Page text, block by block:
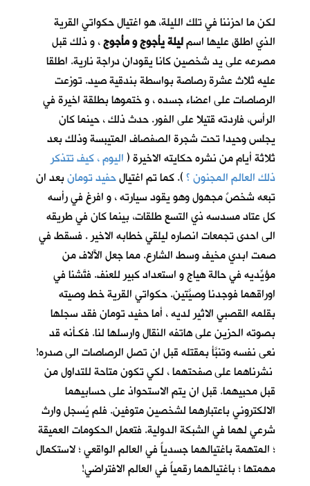
لكن ما احزننا في تلك الليلة، هو اغتيال حكواتي القرية
الذي اطلق عليها اسمليلة يأجوج و مأجوج، و ذلك قبل
مصرعه على يد شخصين كانا يقودان دراجة نارية. اطلقا
عليه ثلاث عشرة رصاصة بواسطة بندقية صيد. توزعت
الرصاصات على اعضاء جسده ، و ختموها بطلقة اخيرة في
الرأس، فاردته قتيلا على الفور. حدث ذلك ، حينما كان
يجلس وحيدا تحت شجرة الصفصاف المتيبسة وذلك بعد
ثلاثة أيام من نشره حكايته الاخيرة (اليوم ، كيف تتذكر
ذلك العالم المجنون ؟). كما تم اغتيالحفيد تومانبعد ان
تبعه شخصٌ مجهول وهو يقود سيارته ، و افرغ في رأسه
كل عتاد مسدسه ذي التسع طلقات، بينما كان في طريقه
الى احدى تجمعات انصاره ليلقي خطابه الاخير . فسقط في
صمت ابدي مخيف وسط الشارع. مما جعل الآلاف من
مؤيِّديه في حالة هياج و استعداد كبير للعنف. فتَّشنا في
اوراقهما فوجدنا وصيَّتين. حكواتي القرية خط وصيته
بقلمه القصبي الاثير لديه ، أما حفيد تومان فقد سجلها
بصوته الحزين على هاتفه النقال وارسلها لنا. فكـأنه قد
نعى نفسه وتنبَّأ بمقتله قبل ان تصل الرصاصات الى صدره!
نشرناهما على صفحتهما ، لكي تكون متاحة للتداول من
قبل محبيهما. قبل ان يتم الاستحواذ على حسابيهما
الالكتروني باعتبارهما لشخصين متوفين. فلم يُسجل وارث
شرعي لهما في الشبكة الدولية. فتعمل الحكومات العميقة
؛ المتهمة باغتيالهما جسدياً في العالم الواقعي ؛ لاستكمال
مهمتها ؛ باغتيالهما رقمياً في العالم الافتراضي!